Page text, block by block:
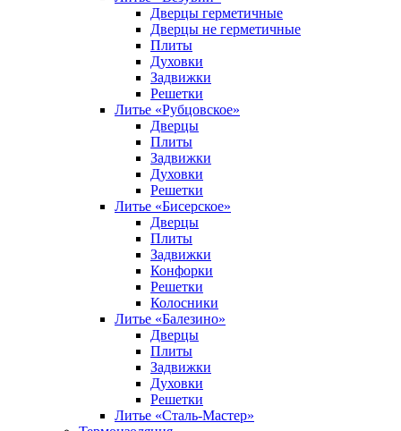
Дверцы герметичные
Дверцы не герметичные
Плиты
Духовки
Задвижки
Решетки
Литье «Рубцовское»
Дверцы
Плиты
Задвижки
Духовки
Решетки
Литье «Бисерское»
Дверцы
Плиты
Задвижки
Конфорки
Решетки
Колосники
Литье «Балезино»
Дверцы
Плиты
Задвижки
Духовки
Решетки
Литье «Сталь-Мастер»